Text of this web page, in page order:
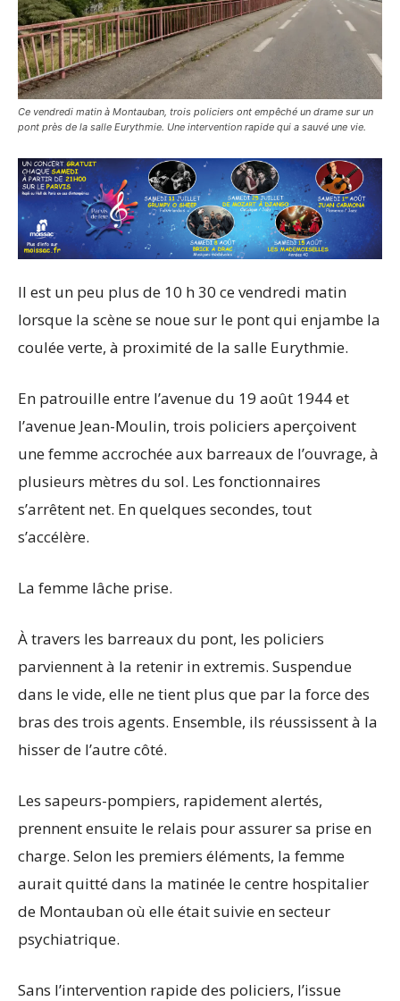
Ce vendredi matin à Montauban, trois policiers ont empêché un drame sur un
pont près de la salle Eurythmie. Une intervention rapide qui a sauvé une vie.
Il est un peu plus de 10 h 30 ce vendredi matin
lorsque la scène se noue sur le pont qui enjambe la
coulée verte, à proximité de la salle Eurythmie.
En patrouille entre l’avenue du 19 août 1944 et
l’avenue Jean-Moulin, trois policiers aperçoivent
une femme accrochée aux barreaux de l’ouvrage, à
plusieurs mètres du sol. Les fonctionnaires
s’arrêtent net. En quelques secondes, tout
s’accélère.
La femme lâche prise.
À travers les barreaux du pont, les policiers
parviennent à la retenir in extremis. Suspendue
dans le vide, elle ne tient plus que par la force des
bras des trois agents. Ensemble, ils réussissent à la
hisser de l’autre côté.
Les sapeurs-pompiers, rapidement alertés,
prennent ensuite le relais pour assurer sa prise en
charge. Selon les premiers éléments, la femme
aurait quitté dans la matinée le centre hospitalier
de Montauban où elle était suivie en secteur
psychiatrique.
Sans l’intervention rapide des policiers, l’issue